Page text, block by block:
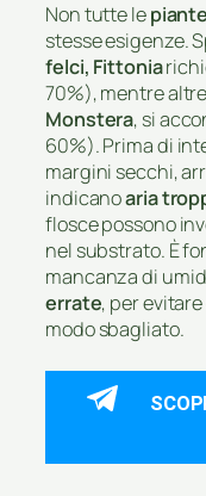
Non tutte le
stesse esigenze.
felci, Fittonia
70%), mentre
Monstera, si
60%). Prima di
margini secchi,
indicanoaria
flosce possono
nel substrato. È
mancanza di
errate, per
modo sbagliato.